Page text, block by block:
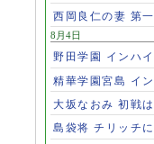
西岡良仁の妻 第
8月4日
野田学園 インハ
精華学園宮島 イ
大坂なおみ 初戦
島袋将 チリッチ